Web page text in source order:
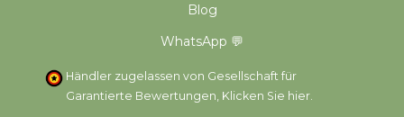
Blog
WhatsApp 💬
Händler zugelassen von Gesellschaft für
Garantierte Bewertungen, Klicken Sie hier.